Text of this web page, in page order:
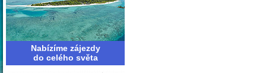
Nabízíme zájezdy
do celého světa